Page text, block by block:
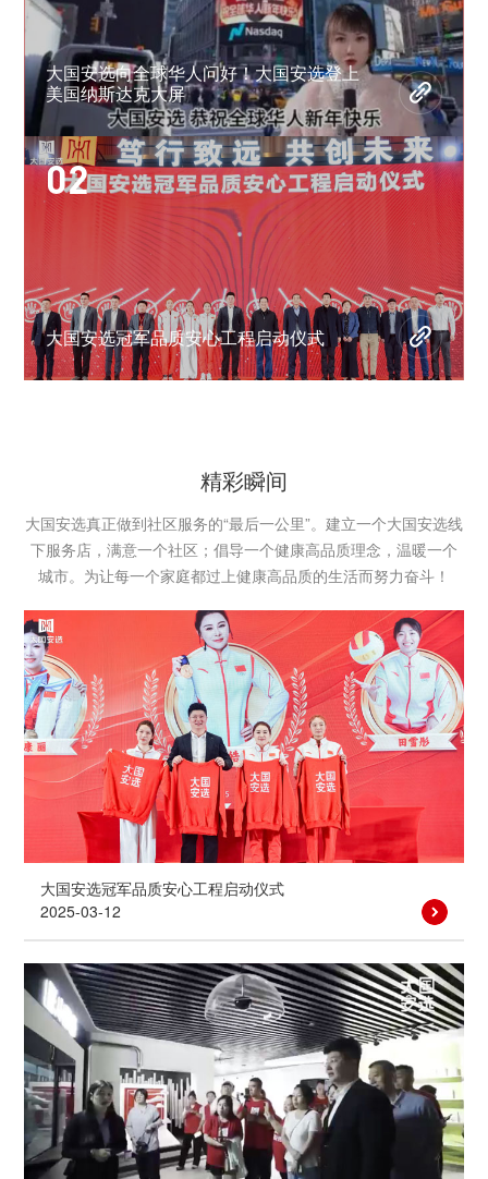
大国安选向全球华人问好！大国安选登上
美国纳斯达克大屏
02
大国安选冠军品质安心工程启动仪式
精彩瞬间
大国安选真正做到社区服务的“最后一公里”。建立一个大国安选线
下服务店，满意一个社区；倡导一个健康高品质理念，温暖一个
城市。为让每一个家庭都过上健康高品质的生活而努力奋斗！
大国安选冠军品质安心工程启动仪式
2025-03-12